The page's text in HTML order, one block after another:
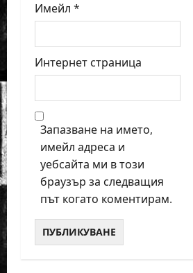
Имейл *
Интернет страница
Запазване на името,
имейл адреса и
уебсайта ми в този
браузър за следващия
път когато коментирам.